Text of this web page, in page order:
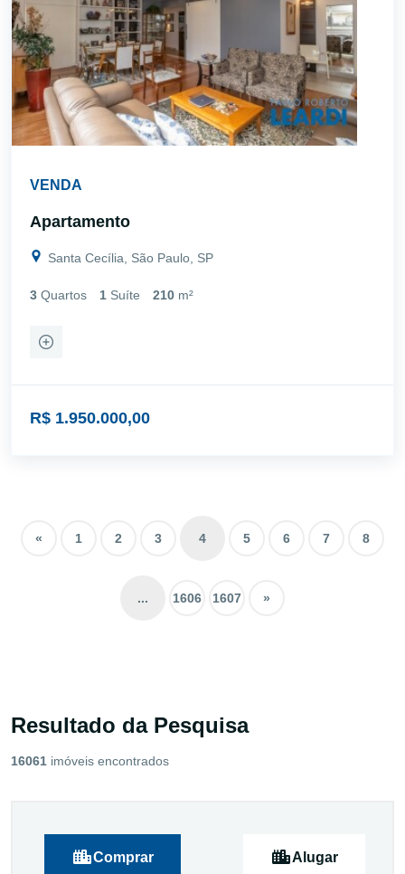
Resultado da Pesquisa
16061 imóveis encontrados
Comprar Alugar
VENDA
Apartamento
Santa Cecília, São Paulo, SP
3 Quartos 1 Suíte 210 m²
R$ 1.950.000,00
« 1 2 3 4 5 6 7 8
... 1606 1607 »